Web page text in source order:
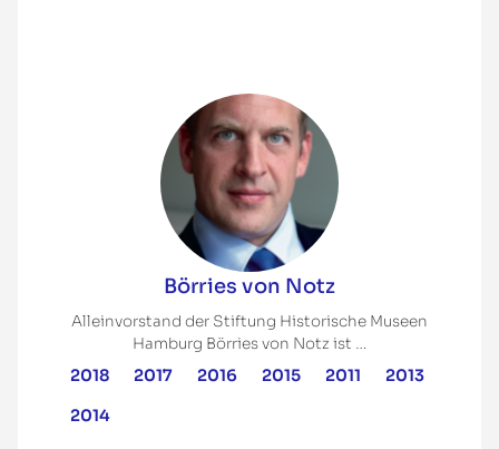
Börries von Notz
Alleinvorstand der Stiftung Historische Museen
Hamburg Börries von Notz ist …
2018 2017 2016 2015 2011
2013
2014